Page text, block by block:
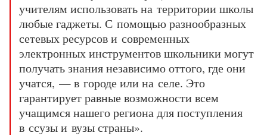
учителям использовать на территории школы
любые гаджеты. С помощью разнообразных
сетевых ресурсов и современных
электронных инструментов школьники могут
получать знания независимо оттого, где они
учатся, — в городе или на селе. Это
гарантирует равные возможности всем
учащимся нашего региона для поступления
в ссузы и вузы страны».